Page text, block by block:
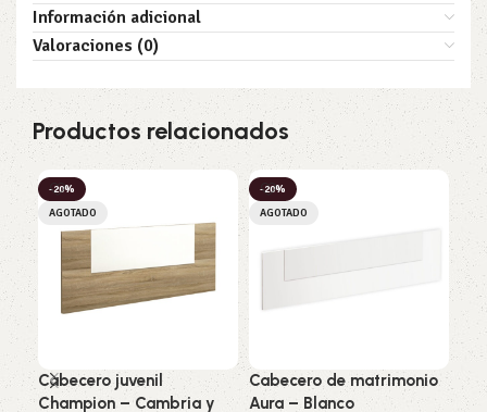
Información adicional
Valoraciones (0)
Productos relacionados
-20%
AGOTADO
Cabecero juvenil
Champion – Cambria y
-20%
AGOTADO
Cabecero de matrimonio
Aura – Blanco